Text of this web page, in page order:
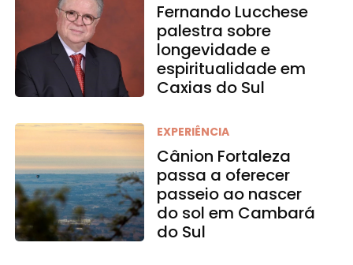
Fernando Lucchese
palestra sobre
longevidade e
espiritualidade em
Caxias do Sul
EXPERIÊNCIA
Cânion Fortaleza
passa a oferecer
passeio ao nascer
do sol em Cambará
do Sul